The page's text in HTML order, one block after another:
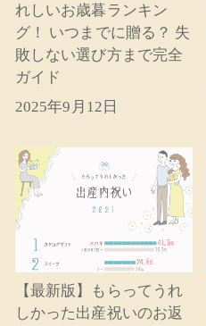
れしいお歳暮ランキン
グ！ いつまでに贈る？ 失
敗しない選び方まで完全
ガイド
2025年9月12日
【最新版】もらってうれ
しかった出産祝いのお返